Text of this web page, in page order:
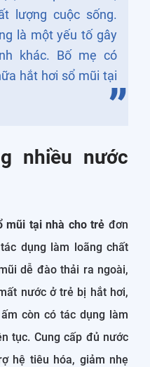
lượng cuộc sống.
là một yếu tố gây
khác. Bố mẹ có
hắt hơi sổ mũi tại
nhiều nước
mũi tại nhà cho trẻ đơn
dụng làm loãng chất
dễ đào thải ra ngoài,
nước ở trẻ bị hắt hơi,
còn có tác dụng làm
tục. Cung cấp đủ nước
hệ tiêu hóa, giảm nhẹ